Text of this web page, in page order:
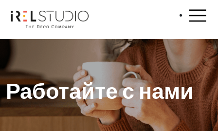
Работайте с нами